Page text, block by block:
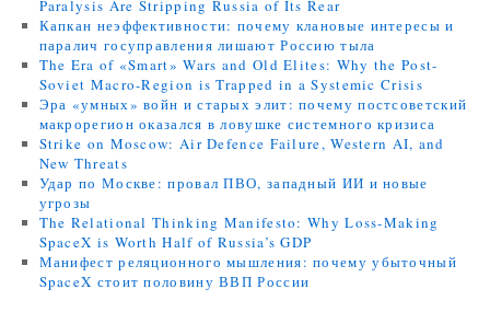
Paralysis Are Stripping Russia of Its Rear
Капкан неэффективности: почему клановые интересы и
паралич госуправления лишают Россию тыла
The Era of «Smart» Wars and Old Elites: Why the Post-
Soviet Macro-Region is Trapped in a Systemic Crisis
Эра «умных» войн и старых элит: почему постсоветский
макрорегион оказался в ловушке системного кризиса
Strike on Moscow: Air Defence Failure, Western AI, and
New Threats
Удар по Москве: провал ПВО, западный ИИ и новые
угрозы
The Relational Thinking Manifesto: Why Loss-Making
SpaceX is Worth Half of Russia’s GDP
Манифест реляционного мышления: почему убыточный
SpaceX стоит половину ВВП России